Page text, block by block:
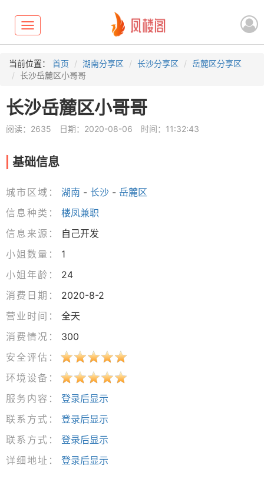
Toggle
navigation
当前位置： 首页 湖南分享区 长沙分享区
岳麓区分享区
长沙岳麓区小哥哥
长沙岳麓区小哥哥
阅读：2635 日期：2020-08-06 时间：11:32:43
基础信息
城市区域： 湖南 - 长沙 - 岳麓区
信息种类：
楼凤兼职
信息来源：
自己开发
小姐数量：
1
小姐年龄：
24
消费日期：
2020-8-2
营业时间：
全天
消费情况：
300
安全评估：
环境设备：
服务内容：
登录后显示
联系方式：
登录后显示
联系方式：
登录后显示
详细地址：
登录后显示